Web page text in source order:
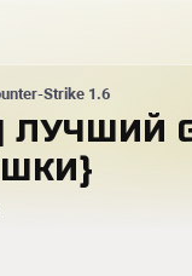
Strike 1.6
ЛУЧШИЙ